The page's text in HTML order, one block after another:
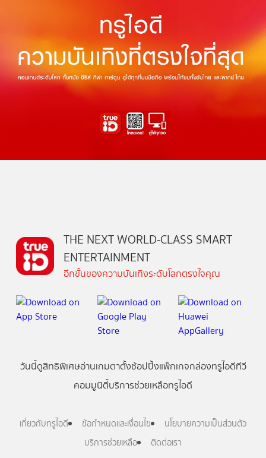
THE NEXT WORLD-CLASS SMART
ENTERTAINMENT
อีกขั้นของความบันเทิงระดับโลกตรงใจคุณ
วันนี้ดูสิทธิพิเศษอ่านเกมตาตั้งช้อปปิ้งแพ็กเกจกล่องทรูไอดีทีวี
คอมมูนิตี้บริการช่วยเหลือทรูไอดี
เกี่ยวกับทรูไอดี ข้อกำหนดและเงื่อนไข
นโยบายความเป็นส่วนตัว
บริการช่วยเหลือ
ติดต่อเรา